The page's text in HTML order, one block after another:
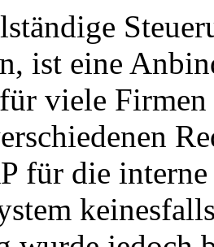
ist eine
viele
für die